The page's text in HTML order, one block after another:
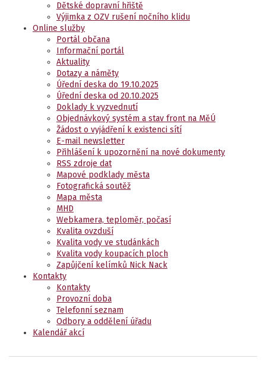
Dětské dopravní hřiště
Výjimka z OZV rušení nočního klidu
Online služby
Portál občana
Informační portál
Aktuality
Dotazy a náměty
Úřední deska do 19.10.2025
Úřední deska od 20.10.2025
Doklady k vyzvednutí
Objednávkový systém a stav front na MěÚ
Žádost o vyjádření k existenci sítí
E-mail newsletter
Přihlášení k upozornění na nové dokumenty
RSS zdroje dat
Mapové podklady města
Fotografická soutěž
Mapa města
MHD
Webkamera, teploměr, počasí
Kvalita ovzduší
Kvalita vody ve studánkách
Kvalita vody koupacích ploch
Zapůjčení kelímků Nick Nack
Kontakty
Kontakty
Provozní doba
Telefonní seznam
Odbory a oddělení úřadu
Kalendář akcí